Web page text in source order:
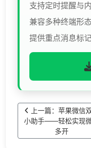
支持定时提醒与
兼容多种终端形
提供重点消息标
上一篇：苹果微信
小助手——轻松实现
多开